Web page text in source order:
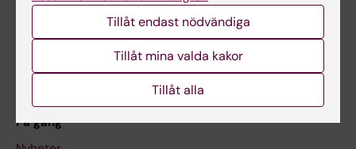
Forskarutbildning
Forskning
Om KI
På gång
Tillåt endast nödvändiga
Tillåt mina valda kakor
Tillåt alla